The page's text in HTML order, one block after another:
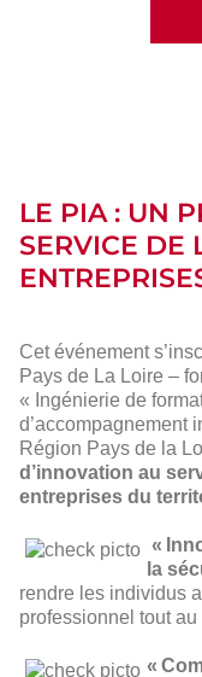
LE PIA : UN
SERVICE DE
Cet événement
Pays de La Loire –
« Ingénierie de
d’accompagnement
Région Pays de la
d’innovation au
entreprises du
check
picto
«
la
rendre les individus
professionnel tout
«